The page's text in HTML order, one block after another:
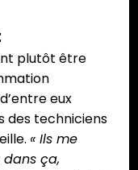
plutôt être
eux
des techniciens
« Ils me
ça,